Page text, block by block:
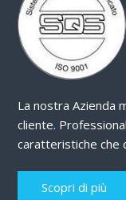
La nostra Azienda
cliente.
caratteristiche che
Scopri di più